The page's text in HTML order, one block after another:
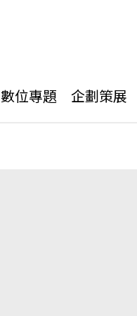
數位專題 企劃策展